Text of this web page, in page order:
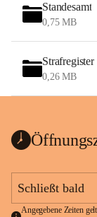
Standesamt
0,75 MB
Strafregister
0,26 MB
Schließt bald
Angegebene Zeiten